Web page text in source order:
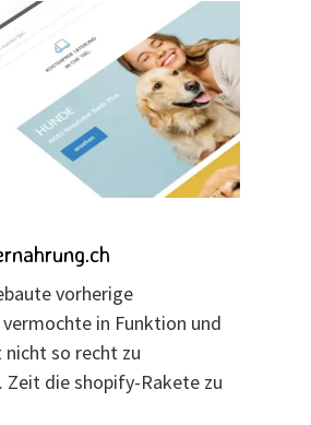
vorherige
in Funktion und
so recht zu
Zeit die shopify-Rakete zu